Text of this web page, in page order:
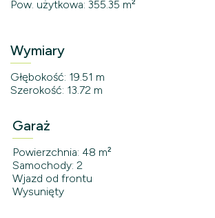
Pow. użytkowa: 355.35 m²
Wymiary
Głębokość: 19.51 m
Szerokość: 13.72 m
Garaż
Powierzchnia: 48 m²
Samochody: 2
Wjazd od frontu
Wysunięty